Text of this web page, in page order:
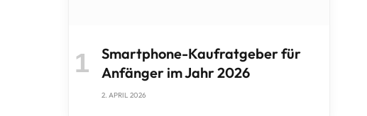
Smartphone-Kaufratgeber für
Anfänger im Jahr 2026
2. APRIL 2026